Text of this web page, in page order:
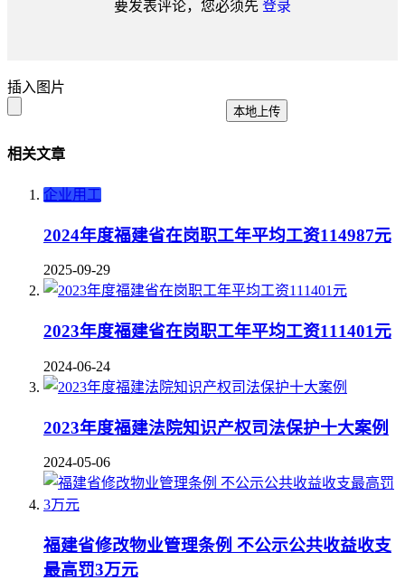
要发表评论，您必须先 登录
插入图片
本地上传
相关文章
企业用工
2024年度福建省在岗职工年平均工资114987元
2025-09-29
2023年度福建省在岗职工年平均工资111401元
2024-06-24
2023年度福建法院知识产权司法保护十大案例
2024-05-06
福建省修改物业管理条例 不公示公共收益收支
最高罚3万元